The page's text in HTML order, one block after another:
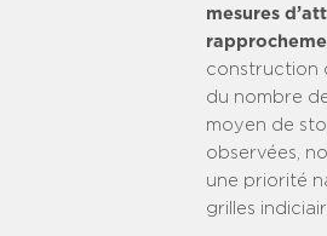
mesures
construction
du nombre
moyen de
observées,
une priorité
grilles